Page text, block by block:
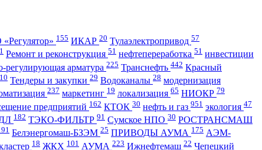
155 ИКАР 20 Тулаэлектропривод 57
Ремонт и реконструкция 51 нефтепереработка 51 инвестиции
регулирующая арматура 225 Транснефть 442 Красный
Тендеры и закупки 29 Водоканалы 28 модернизация
237 маркетинг 19 локализация 65 НИОКР 79
предприятий 162 КТОК 30 нефть и газ 951 экология 47
182 ТЭКО-ФИЛЬТР 91 Сумское НПО 30 РОСТРАНСМАШ
Белэнергомаш-БЗЭМ 25 ПРИВОДЫ АУМА 175 АЭМ-
18 ЖКХ 101 АУМА 223 Ижнефтемаш 22 Чепецкий